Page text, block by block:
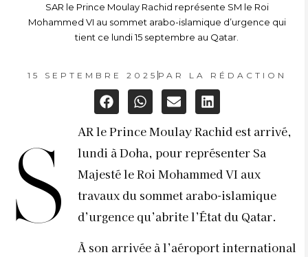
SAR le Prince Moulay Rachid représente SM le Roi
Mohammed VI au sommet arabo-islamique d’urgence qui
tient ce lundi 15 septembre au Qatar.
15 SEPTEMBRE 2025 PAR LA RÉDACTION
S
AR le Prince Moulay Rachid est arrivé,
lundi à Doha, pour représenter Sa
Majesté le Roi Mohammed VI aux
travaux du sommet arabo-islamique
d’urgence qu’abrite l’État du Qatar.
À son arrivée à l’aéroport international